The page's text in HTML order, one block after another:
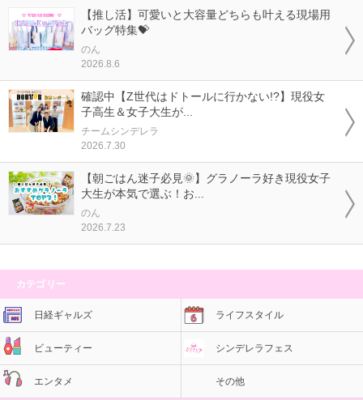
【推し活】可愛いと大容量どちらも叶える現場用
バッグ特集💝
のん
2026.8.6
確認中【Z世代はドトールに行かない!?】現役女
子高生＆女子大生が...
チームシンデレラ
2026.7.30
【朝ごはん迷子必見🌞】グラノーラ好き現役女子
大生が本気で選ぶ！お...
のん
2026.7.23
カテゴリー
日経ギャルズ ライフスタイル
ビューティー シンデレラフェス
エンタメ その他